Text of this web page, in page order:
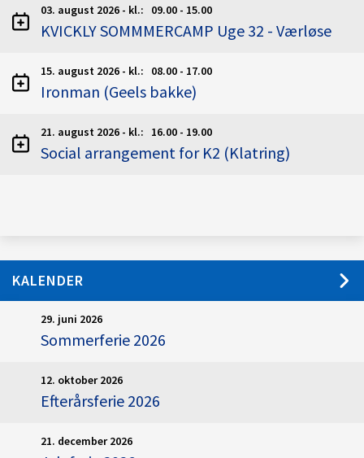
03. august 2026 - kl.: 09.00 - 15.00
KVICKLY SOMMMERCAMP Uge 32 - Værløse
15. august 2026 - kl.: 08.00 - 17.00
Ironman (Geels bakke)
21. august 2026 - kl.: 16.00 - 19.00
Social arrangement for K2 (Klatring)
KALENDER
29. juni 2026
Sommerferie 2026
12. oktober 2026
Efterårsferie 2026
21. december 2026